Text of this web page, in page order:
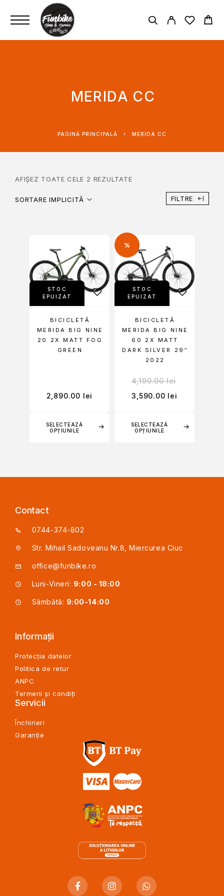
MERIDA CC
PAGINĂ PRINCIPALĂ MERIDA CC
AFIȘEZ TOATE CELE 2 REZULTATE
SORTARE IMPLICITĂ FILTRE
STOC
EPUIZAT
SELECTEAZĂ
OPȚIUNILE
BICICLETĂ
MERIDA BIG NINE
20 2X MATT FOG
GREEN
2,890.00 lei
%
STOC
EPUIZAT
SELECTEAZĂ
OPȚIUNILE
BICICLETĂ
MERIDA BIG NINE
60 2X MATT
DARK SILVER 29″
2022
4,190.00lei
3,590.00 lei
Contact
0744-374-802
Str. Mihail Sadoveanu Nr.8, Miercurea Ciuc
office@funbike.ro
Luni-Vineri: 9:00 - 18:00
Sâmbătă: 9:00-14:00
Informații
Protecția datelor
Politica de retur
ANPC
Termeni și condiți
Servicii
Închirieri
Garanție